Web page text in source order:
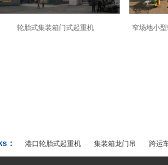
轮胎式集装箱门式起重机 窄场地小
： 港口轮胎式起重机 集装箱龙门吊 跨运